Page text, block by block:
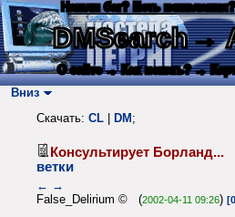
Нашли баг? Есть
DMSearch→
О сайте → Как искать? →
Вниз
Скачать: CL DM ;
Консультирует Борланд...
ветки
← →
False_Delirium © (2002-04-11 09:26)